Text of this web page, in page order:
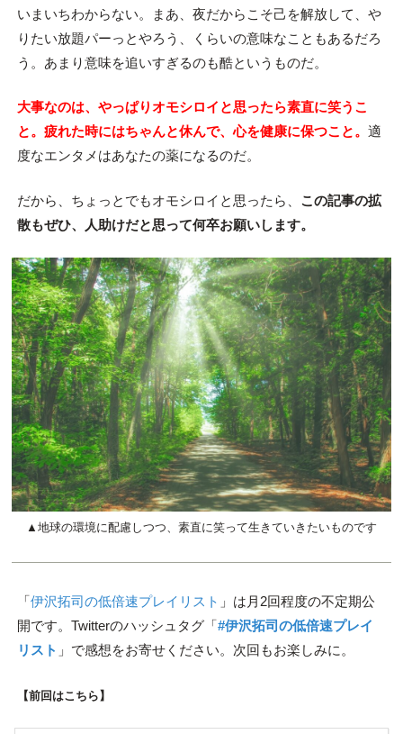
いまいちわからない。まあ、夜だからこそ己を解放して、や
りたい放題パーっとやろう、くらいの意味なこともあるだろ
う。あまり意味を追いすぎるのも酷というものだ。
大事なのは、やっぱりオモシロイと思ったら素直に笑うこ
と。疲れた時にはちゃんと休んで、心を健康に保つこと。 適
度なエンタメはあなたの薬になるのだ。
だから、ちょっとでもオモシロイと思ったら、 この記事の拡
散もぜひ、人助けだと思って何卒お願いします。
▲地球の環境に配慮しつつ、素直に笑って生きていきたいものです
「伊沢拓司の低倍速プレイリスト 」は月2回程度の不定期公
開です。Twitterのハッシュタグ「#伊沢拓司の低倍速プレイ
リスト 」で感想をお寄せください。次回もお楽しみに。
【前回はこちら】